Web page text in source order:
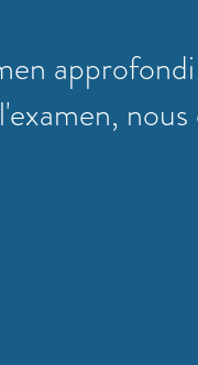
l'examen,